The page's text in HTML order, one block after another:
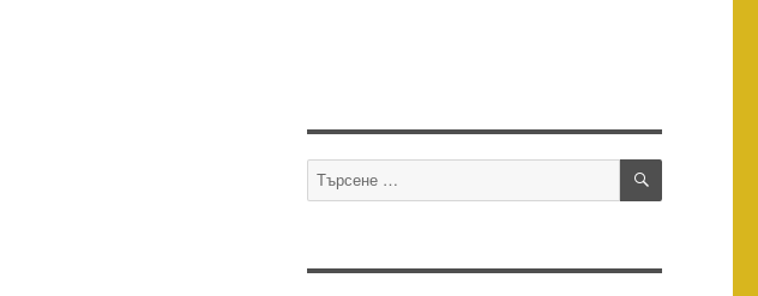
Търсене
за:
ТЪРСЕНЕ